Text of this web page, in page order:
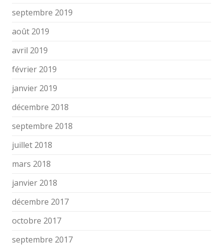
septembre 2019
août 2019
avril 2019
février 2019
janvier 2019
décembre 2018
septembre 2018
juillet 2018
mars 2018
janvier 2018
décembre 2017
octobre 2017
septembre 2017